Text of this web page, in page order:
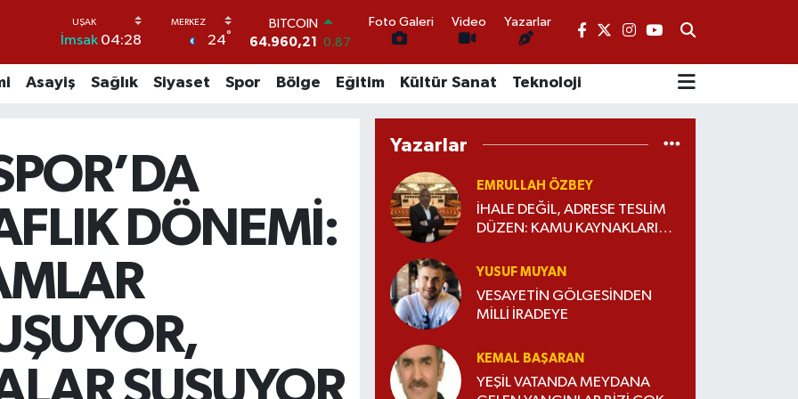
İmsak 04:28 24°
BITCOIN
64.960,21
0.87
47,7436 0.18
BİST100
13.773
-19
Foto Galeri Video Yazarlar
Asayiş Sağlık Siyaset Spor Bölge Eğitim Kültür Sanat Teknoloji
DÖNEMİ:
Yazarlar
EMRULLAH ÖZBEY
İHALE DEĞİL, ADRESE TESLİM
DÜZEN: KAMU KAYNAKLARI
YUSUF MUYAN
VESAYETİN GÖLGESİNDEN
MİLLİ İRADEYE
KEMAL BAŞARAN
YEŞİL VATANDA MEYDANA